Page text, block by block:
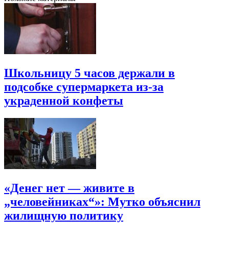
Школьницу 5 часов держали в
подсобке супермаркета из-за
украденной конфеты
«Денег нет — живите в
„человейниках“»: Мутко объяснил
жилищную политику